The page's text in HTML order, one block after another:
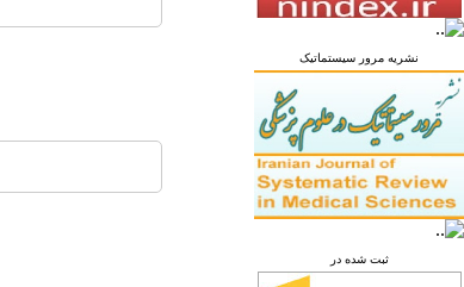
نشریه مرور سیستماتیک
ثبت شده در